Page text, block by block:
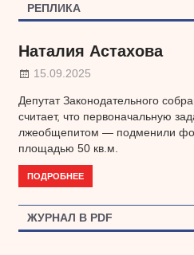
записям
РЕПЛИКА
Наталия Астахова
15.09.2025
Депутат Законодательного
считает, что первоначальную
лжеобщепитом — подменили
площадью 50 кв.м.
ПОДРОБНЕЕ
ЖУРНАЛ В PDF